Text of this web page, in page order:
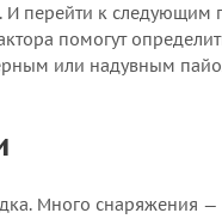
перейти к следующим
помогут
или надувным
Много снаряжения